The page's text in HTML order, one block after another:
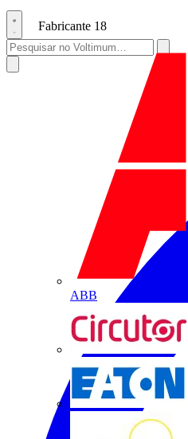
Fabricante 18
ABB